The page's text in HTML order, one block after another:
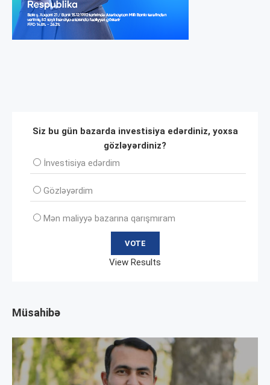
Siz bu gün bazarda investisiya edərdiniz, yoxsa
gözləyərdiniz?
İnvеstisiya edərdim
Gözləyərdim
Mən maliyyə bazarına qarışmıram
View Results
Müsahibə